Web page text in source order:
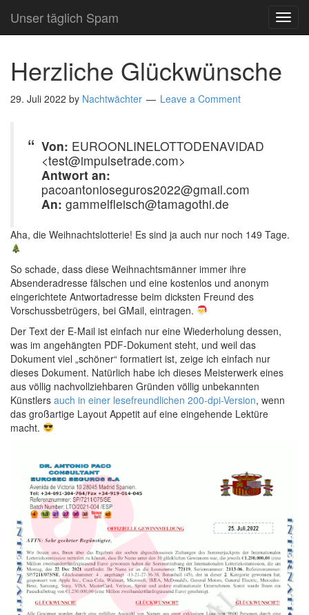
Unser täglich Spam
Herzliche Glückwünsche
29. Juli 2022 by Nachtwächter Leave a Comment
Von: EUROONLINELOTTODENAVIDAD
<test@impulsetrade.com>
Antwort an:
pacoantonioseguros2022@gmail.com
An: gammelfleisch@tamagothi.de
Aha, die Weihnachtslotterie! Es sind ja auch nur noch 149 Tage.
So schade, dass diese Weihnachtsmänner immer ihre
Absenderadresse fälschen und eine kostenlos und anonym
eingerichtete Antwortadresse beim dicksten Freund des
Vorschussbetrügers, bei GMail, eintragen.
Der Text der E-Mail ist einfach nur eine Wiederholung dessen,
was im angehängten PDF-Dokument steht, und weil das
Dokument viel „schöner“ formatiert ist, zeige ich einfach nur
dieses Dokument. Natürlich habe ich dieses Meisterwerk eines
aus völlig nachvollziehbaren Gründen völlig unbekannten
Künstlers auch in einer lesefreundlichen 200-dpi-Version, wenn
das großartige Layout Appetit auf eine eingehende Lektüre
macht.